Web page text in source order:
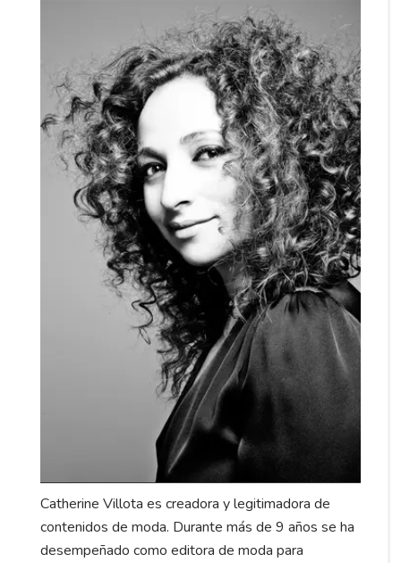
Catherine Villota es creadora y legitimadora de
contenidos de moda. Durante más de 9 años se ha
desempeñado como editora de moda para